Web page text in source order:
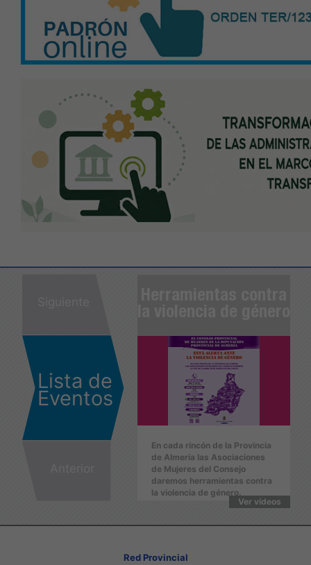
Lista de
Eventos
En cada rincón de la Provincia
de Almería las Asociaciones
de Mujeres del Consejo
daremos herramientas contra
la violencia de género.
Ver vídeos
Red Provincial